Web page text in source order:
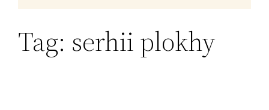
Tag: serhii plokhy